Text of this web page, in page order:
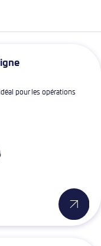
pour les opérations